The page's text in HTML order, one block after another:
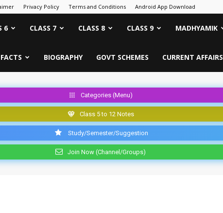
Privacy Policy Terms and Conditions Android App Download
6 CLASS 7 CLASS 8 CLASS 9 MADHYAMIK
FACTS BIOGRAPHY GOVT SCHEMES CURRENT AFFAIRS
Categories (Menu)
Class 5 to 12 Notes
Study/Semester/Suggestion
Join Now (Channel/Groups)